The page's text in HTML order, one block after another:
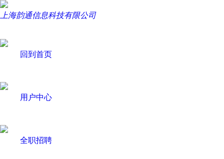
上海韵通信息科技有限公司
回到首页
用户中心
全职招聘